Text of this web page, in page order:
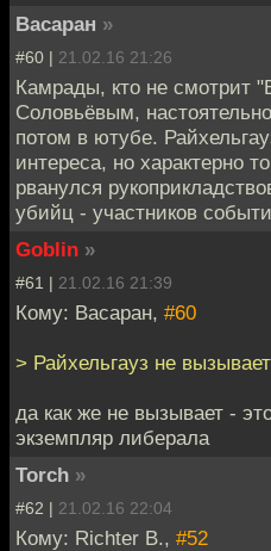
Васаран »
#60 | 21.02.16 21:26
Камрады, кто не смотрит
Соловьёвым,
потом в ютубе.
интереса, но характерно
рванулся
убийц - участников
Goblin »
#61 | 21.02.16 21:39
Кому: Васаран, #60
> Райхельгауз не
да как же не вызывает -
экземпляр либерала
Torch »
#62 | 21.02.16 22:04
Кому: Richter B., #52